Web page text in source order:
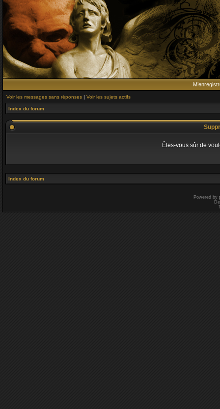
Voir les messages sans réponses | Voir les sujets actifs
Index du forum
Êtes-vous sûr de
Index du forum
Powered by